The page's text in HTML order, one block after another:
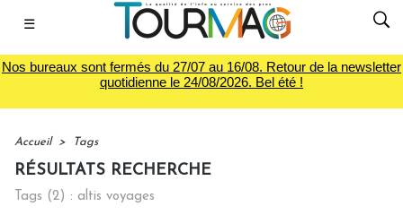
☰
Nos bureaux sont fermés du 27/07 au 16/08. Retour de la newsletter
quotidienne le 24/08/2026. Bel été !
Accueil > Tags
RÉSULTATS RECHERCHE
Tags (2) : altis voyages